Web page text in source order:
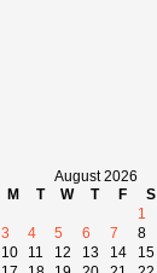
August 2026
M
T W T F S
1
3
4 5 6 7 8
10
11 12 13 14 15